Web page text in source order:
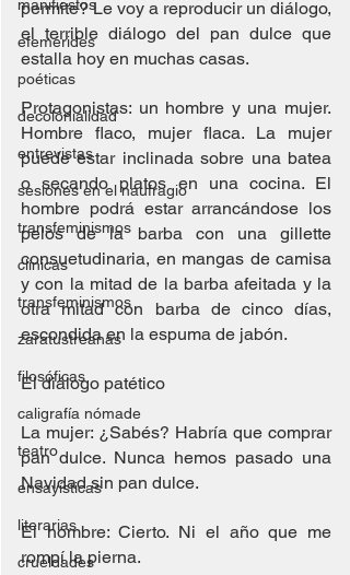
manifiestos
efemérides
poéticas
decolonialidad
entrevistas
sesiones en el naufragio
transfeminismos
clínicas
transfeminismos
zaratustreanas
filosóficas
caligrafía nómade
teatro
ensayísticas
literarias
crueldades
permite? Le voy a reproducir un diálogo,
el terrible diálogo del pan dulce que
estalla hoy en muchas casas.
Protagonistas: un hombre y una mujer.
Hombre flaco, mujer flaca. La mujer
puede estar inclinada sobre una batea
o secando platos en una cocina. El
hombre podrá estar arrancándose los
pelos de la barba con una gillette
consuetudinaria, en mangas de camisa
y con la mitad de la barba afeitada y la
otra mitad con barba de cinco días,
escondida en la espuma de jabón.
El diálogo patético
La mujer: ¿Sabés? Habría que comprar
pan dulce. Nunca hemos pasado una
Navidad sin pan dulce.
El hombre: Cierto. Ni el año que me
rompí la pierna.